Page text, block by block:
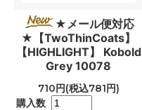
★メール便対応
★【TwoThinCoats】
【HIGHLIGHT】 Kobold
Grey 10078
710円(税込781円)
購入数